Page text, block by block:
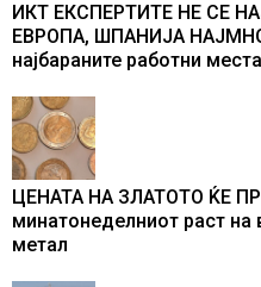
ИКТ ЕКСПЕРТИТЕ НЕ СЕ
ЕВРОПА, ШПАНИЈА
најбараните работни
ЦЕНАТА НА ЗЛАТОТО ЌЕ
минатонеделниот раст на
метал